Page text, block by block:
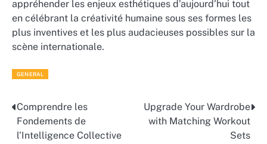
appréhender les enjeux esthétiques d’aujourd’hui tout
en célébrant la créativité humaine sous ses formes les
plus inventives et les plus audacieuses possibles sur la
scène internationale.
GENERAL
Post
navigation
Comprendre les
Fondements de
l’Intelligence Collective
Upgrade Your Wardrobe
with Matching Workout
Sets